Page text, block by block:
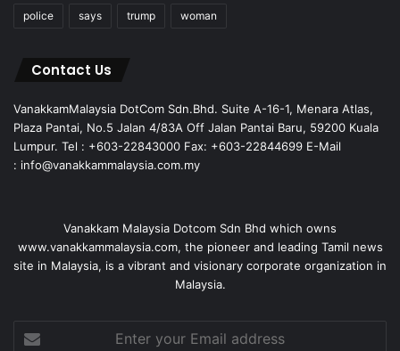
police says trump woman
Contact Us
VanakkamMalaysia DotCom Sdn.Bhd. Suite A-16-1, Menara Atlas,
Plaza Pantai, No.5 Jalan 4/83A Off Jalan Pantai Baru, 59200 Kuala
Lumpur. Tel : +603-22843000 Fax: +603-22844699 E-Mail
: info@vanakkammalaysia.com.my
Vanakkam Malaysia Dotcom Sdn Bhd which owns
www.vanakkammalaysia.com, the pioneer and leading Tamil news
site in Malaysia, is a vibrant and visionary corporate organization in
Malaysia.
your